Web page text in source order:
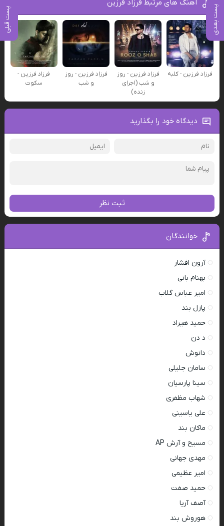
پست بعدی پست قبلی
آهنگ های مرتبط فرزاد فرزین
فرزاد فرزین - کلبه
فرزاد فرزین - روز
و شب (اجرای
زنده)
فرزاد فرزین - روز
و شب
فرزاد فرزین -
سکوت
دیدگاه خود را بگذارید
ثبت نظر
خوانندگان
آرون افشار
بهنام بانی
امیر عباس گلاب
پازل بند
حمید هیراد
د دن
دانوش
سامان جلیلی
سینا پارسیان
شهاب مظفری
علی یاسینی
ماکان بند
مسیح و آرش AP
مهدی جهانی
امیر عظیمی
حمید صفت
آصف آریا
هوروش بند